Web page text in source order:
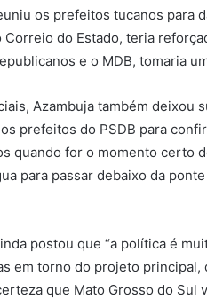
os prefeitos tucanos para
do Estado, teria
e o MDB, tomaria
Azambuja também deixou
prefeitos do PSDB para
quando for o momento certo
para passar debaixo da
postou que “a política é
em torno do projeto
que Mato Grosso do